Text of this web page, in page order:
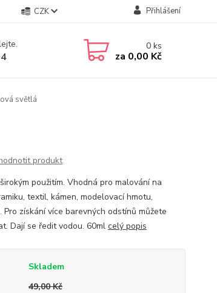
CZK Přihlášení
0ks
za 0,00 Kč
světlá
produkt
použitím. Vhodná pro malování na
textil, kámen, modelovací hmotu,
získání více barevných odstínů můžete
Dají se ředit vodou. 60ml celý popis
Skladem
49,00 Kč